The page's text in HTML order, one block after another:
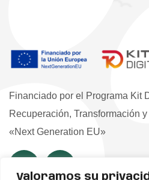
Valoramos su
Financiado por el Programa Kit
Recuperación, Transformación
«Next Generation EU»